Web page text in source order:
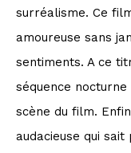
surréalisme. Ce
amoureuse sans
sentiments. A ce
séquence
scène du film.
audacieuse qui